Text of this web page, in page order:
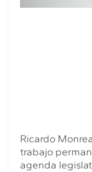
Ricardo
trabajo
agenda